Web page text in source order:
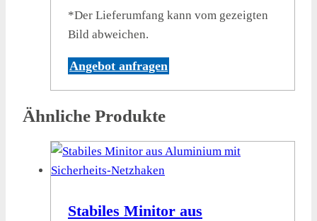
*Der Lieferumfang kann vom gezeigten
Bild abweichen.
Angebot anfragen
Ähnliche Produkte
Stabiles Minitor aus